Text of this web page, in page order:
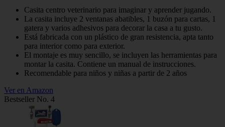
Casita centro veterinario para imaginar y aprender jugando.
La casita incluye 2 ventanas abatibles, 1 buzón para cartas, 1
gatera y varios adhesivos para decorar la casa a tu gusto.
Está fabricada con un plástico de gran resistencia, apta tanto
para interior como para exterior.
El montaje es muy sencillo, se incluyen las herramientas para
montar la casita. Contiene un manual de instrucciones.
Recomendable para niños y niñas a partir de 2 años
Ver en Amazon
Bestseller No. 4